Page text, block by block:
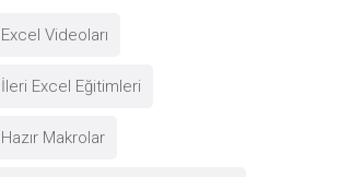
Excel Videoları
İleri Excel Eğitimleri
Hazır Makrolar